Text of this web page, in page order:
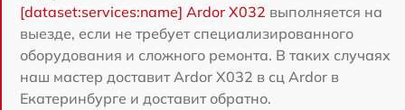
[dataset:services:name] Ardor X032 выполняется на
выезде, если не требует специализированного
оборудования и сложного ремонта. В таких случаях
наш мастер доставит Ardor X032 в сц Ardor в
Екатеринбурге и доставит обратно.